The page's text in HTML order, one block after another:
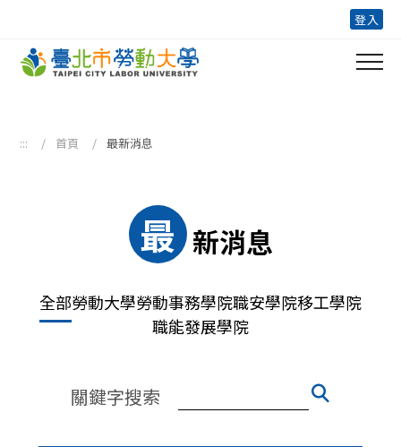
登入
::: 首頁 最新消息
最 新消息
全部勞動大學勞動事務學院職安學院移工學院
職能發展學院
關鍵字搜索